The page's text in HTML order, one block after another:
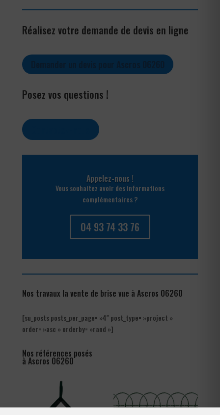
Réalisez votre demande de devis en ligne
Posez vos questions !
Appelez-nous !
Vous souhaitez avoir des informations
complémentaires ?
04 93 74 33 76
Nos travaux la vente de brise vue à Ascros 06260
[su_posts posts_per_page= »4″ post_type= »project »
order= »asc » orderby= »rand »]
Nos références posés
à Ascros 06260